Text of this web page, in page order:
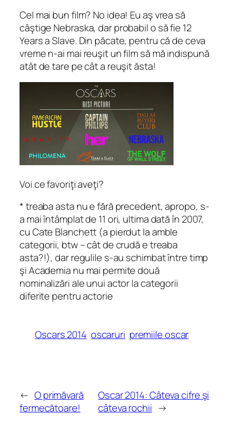
Cel mai bun film? No idea! Eu aş vrea să
câştige Nebraska, dar probabil o să fie 12
Years a Slave. Din păcate, pentru că de ceva
vreme n-ai mai reuşit un film să mă indispună
atât de tare pe cât a reuşit ăsta!
Voi ce favoriţi aveţi?
* treaba asta nu e fără precedent, apropo, s-
a mai întâmplat de 11 ori, ultima dată în 2007,
cu Cate Blanchett (a pierdut la amble
categorii, btw – cât de crudă e treaba
asta?!), dar regulile s-au schimbat între timp
şi Academia nu mai permite două
nominalizări ale unui actor la categorii
diferite pentru actorie
Oscars 2014 oscaruri premiile oscar
← O primăvară
fermecătoare!
Oscar 2014: Câteva cifre şi
câteva rochii →